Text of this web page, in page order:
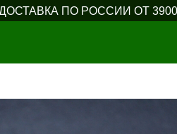
ПО РОССИИ ОТ 3900